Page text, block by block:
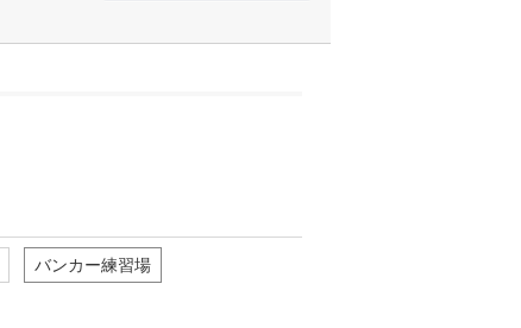
バンカー練習場